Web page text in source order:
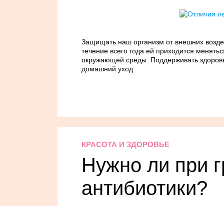
Защищать наш организм от внешних
течение всего года ей приходится
окружающей среды. Поддерживать
домашний уход.
КРАСОТА И ЗДОРОВЬЕ
Нужно ли при
антибиотики?